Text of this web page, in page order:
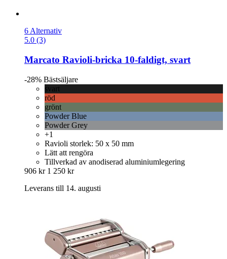
6 Alternativ
5.0 (3)
Marcato Ravioli-​bricka 10-​faldigt, svart
-28% Bästsäljare
svart
röd
grönt
Powder Blue
Powder Grey
+1
Ravioli storlek: 50 x 50 mm
Lätt att rengöra
Tillverkad av anodiserad aluminiumlegering
906 kr 1 250 kr
Leverans till 14. augusti